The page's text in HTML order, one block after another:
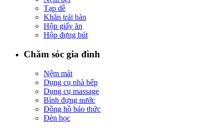
Tạp dề
Khăn trải bàn
Hộp giấy ăn
Hộp đựng bút
Chăm sóc gia đình
Nệm mát
Dụng cụ nhà bếp
Dụng cụ massage
Bình đựng nước
Đồng hồ báo thức
Đèn học